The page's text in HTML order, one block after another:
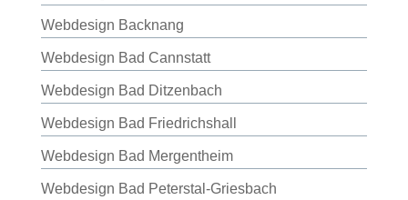
Webdesign Backnang
Webdesign Bad Cannstatt
Webdesign Bad Ditzenbach
Webdesign Bad Friedrichshall
Webdesign Bad Mergentheim
Webdesign Bad Peterstal-Griesbach